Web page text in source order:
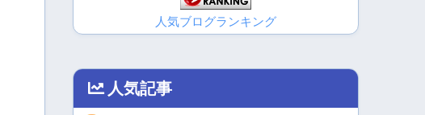
人気ブログランキング
人気記事